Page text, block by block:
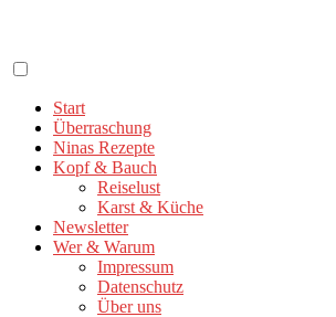
springen
Start
Überraschung
Ninas Rezepte
Kopf & Bauch
Reiselust
Karst & Küche
Newsletter
Wer & Warum
Impressum
Datenschutz
Über uns